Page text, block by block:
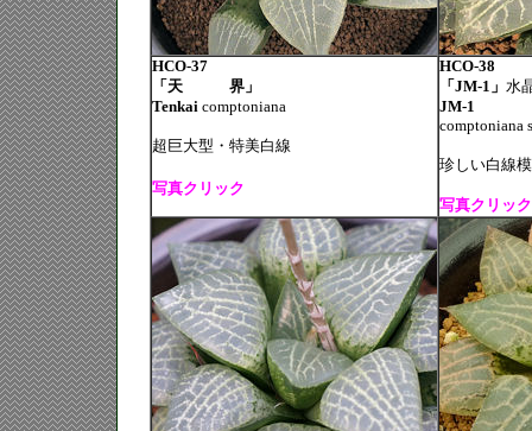
HCO-37
「天 界」
Tenkai comptoniana
超巨大型・特美白線
写真クリック
HCO-38
「JM-1」 水
JM-1
comptoniana
珍しい白線
写真クリック